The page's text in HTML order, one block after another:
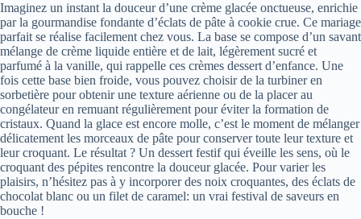
Imaginez un instant la douceur d’une crème glacée onctueuse, enrichie
par la gourmandise fondante d’éclats de pâte à cookie crue. Ce mariage
parfait se réalise facilement chez vous. La base se compose d’un savant
mélange de crème liquide entière et de lait, légèrement sucré et
parfumé à la vanille, qui rappelle ces crèmes dessert d’enfance. Une
fois cette base bien froide, vous pouvez choisir de la turbiner en
sorbetière pour obtenir une texture aérienne ou de la placer au
congélateur en remuant régulièrement pour éviter la formation de
cristaux. Quand la glace est encore molle, c’est le moment de mélanger
délicatement les morceaux de pâte pour conserver toute leur texture et
leur croquant. Le résultat ? Un dessert festif qui éveille les sens, où le
croquant des pépites rencontre la douceur glacée. Pour varier les
plaisirs, n’hésitez pas à y incorporer des noix croquantes, des éclats de
chocolat blanc ou un filet de caramel: un vrai festival de saveurs en
bouche !